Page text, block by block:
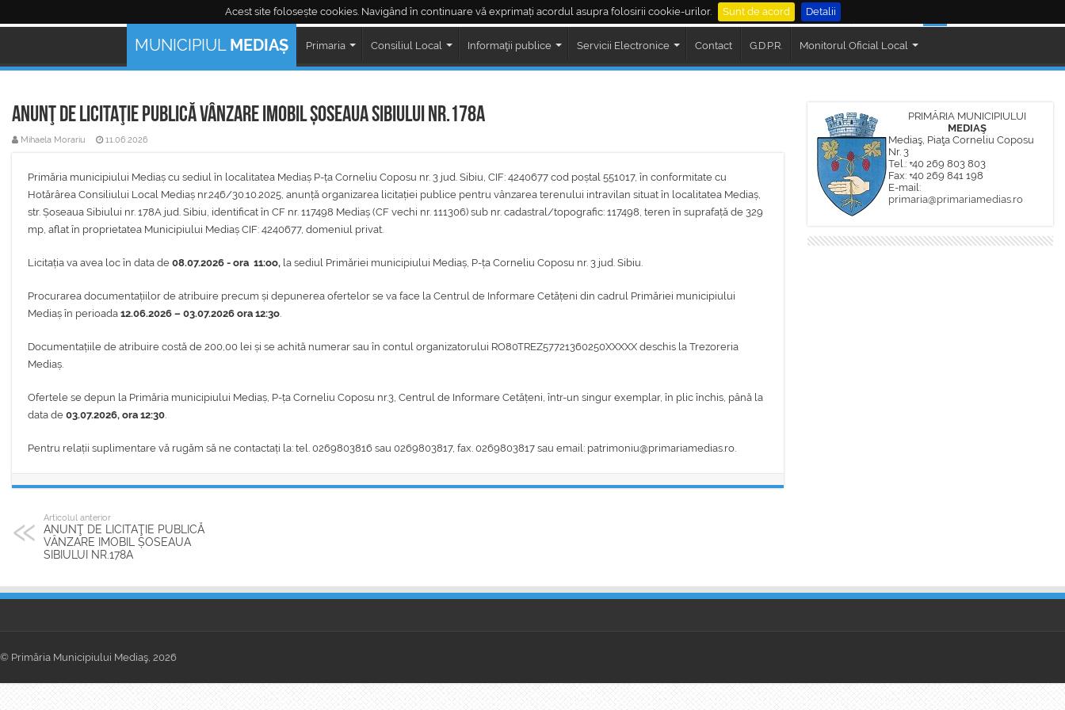
Acest site folosește cookies. Navigând în continuare vă exprimați acordul asupra folosirii cookie-urilor. Sunt de acord Detalii
Mediaş Live: Piața Regele Ferdinand Piața Corneliu Coposu LIVE ședințe Consiliul Local Mediaș Cautare
MUNICIPIUL MEDIAȘ Primaria Consiliul Local Informaţii publice Servicii Electronice Contact G.D.P.R. Monitorul Oficial Local
ANUNŢ DE LICITAŢIE PUBLICĂ VÂNZARE IMOBIL ȘOSEAUA SIBIULUI NR.178A
Mihaela Morariu 11.06.2026
Primăria municipiului Mediaș cu sediul în localitatea Mediaș P-ța Corneliu Coposu nr. 3 jud. Sibiu, CIF: 4240677 cod poștal 551017, în conformitate cu
Hotărârea Consiliului Local Mediaș nr.246/30.10.2025, anunță organizarea licitației publice pentru vânzarea terenului intravilan situat în localitatea Mediaș,
str. Șoseaua Sibiului nr. 178A jud. Sibiu, identificat în CF nr. 117498 Mediaș (CF vechi nr. 111306) sub nr. cadastral/topografic: 117498, teren în suprafață de 329
mp, aflat în proprietatea Municipiului Mediaș CIF: 4240677, domeniul privat.
Licitația va avea loc în data de 08.07.2026 - ora 11:oo, la sediul Primăriei municipiului Mediaș, P-ța Corneliu Coposu nr. 3 jud. Sibiu.
Procurarea documentațiilor de atribuire precum și depunerea ofertelor se va face la Centrul de Informare Cetățeni din cadrul Primăriei municipiului
Mediaș în perioada 12.06.2026 – 03.07.2026 ora 12:3o.
Documentațiile de atribuire costă de 200,00 lei și se achită numerar sau în contul organizatorului RO80TREZ57721360250XXXXX deschis la Trezoreria
Mediaș.
Ofertele se depun la Primăria municipiului Mediaș, P-ța Corneliu Coposu nr.3, Centrul de Informare Cetățeni, într-un singur exemplar, în plic închis, până la
data de 03.07.2026, ora 12:30.
Pentru relații suplimentare vă rugăm să ne contactați la: tel. 0269803816 sau 0269803817, fax. 0269803817 sau email: patrimoniu@primariamedias.ro.
Articolul anterior
ANUNŢ DE LICITAŢIE PUBLICĂ
VÂNZARE IMOBIL ȘOSEAUA
SIBIULUI NR.178A
PRIMĂRIA MUNICIPIULUI
MEDIAŞ
Mediaş, Piaţa Corneliu Coposu
Nr. 3
Tel.: +40 269 803 803
Fax: +40 269 841 198
E-mail:
primaria@primariamedias.ro
© Primăria Municipiului Mediaş, 2026